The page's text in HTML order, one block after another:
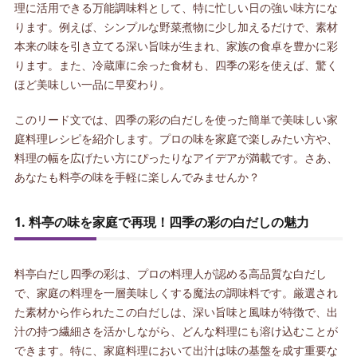
理に活用できる万能調味料として、特に忙しい日の強い味方にな
ります。例えば、シンプルな野菜煮物に少し加えるだけで、素材
本来の味を引き立てる深い旨味が生まれ、家族の食卓を豊かに彩
ります。また、冷蔵庫に余った食材も、四季の彩を使えば、驚く
ほど美味しい一品に早変わり。
このリード文では、四季の彩の白だしを使った簡単で美味しい家
庭料理レシピを紹介します。プロの味を家庭で楽しみたい方や、
料理の幅を広げたい方にぴったりなアイデアが満載です。さあ、
あなたも料亭の味を手軽に楽しんでみませんか？
1. 料亭の味を家庭で再現！四季の彩の白だしの魅力
料亭白だし四季の彩は、プロの料理人が認める高品質な白だし
で、家庭の料理を一層美味しくする魔法の調味料です。厳選され
た素材から作られたこの白だしは、深い旨味と風味が特徴で、出
汁の持つ繊細さを活かしながら、どんな料理にも溶け込むことが
できます。特に、家庭料理において出汁は味の基盤を成す重要な